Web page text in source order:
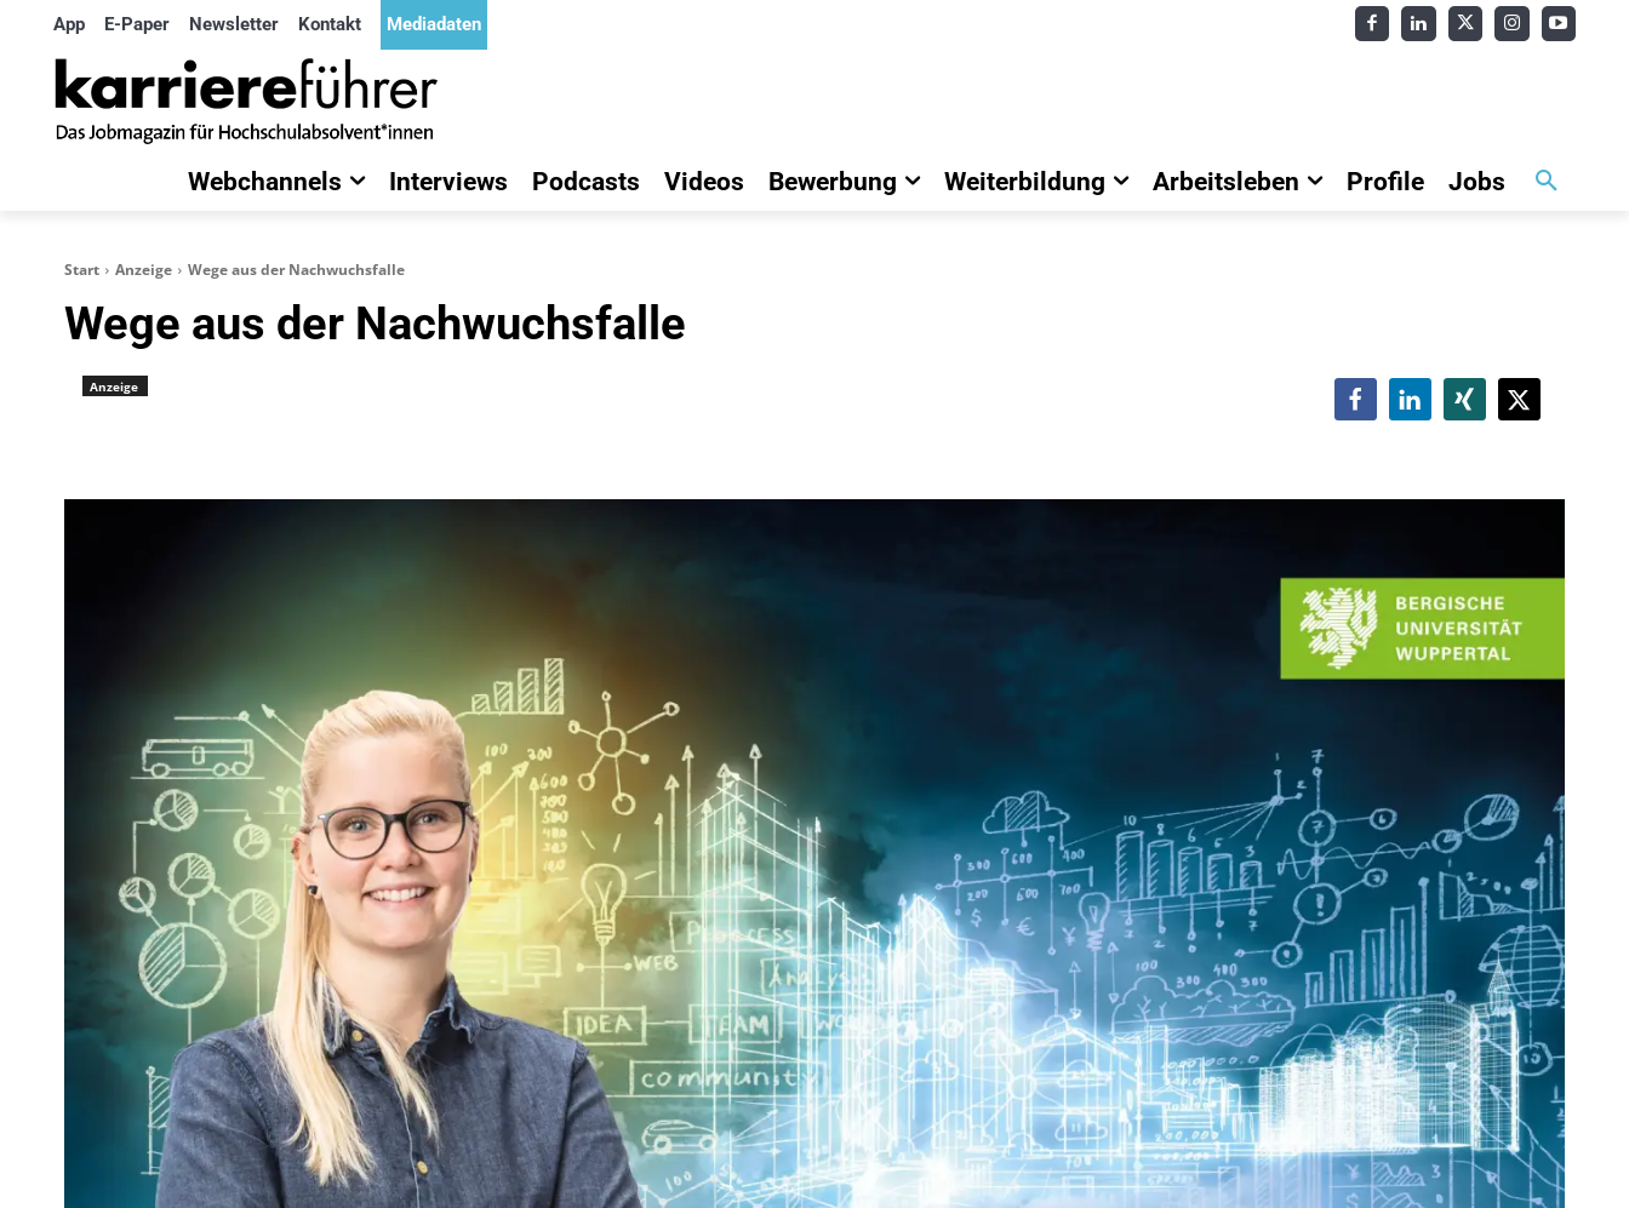
App E-Paper Newsletter Kontakt Mediadaten
Webchannels Interviews Podcasts Videos Bewerbung Weiterbildung Arbeitsleben Profile Jobs
Start Anzeige Wege aus der Nachwuchsfalle
Wege aus der Nachwuchsfalle
Anzeige